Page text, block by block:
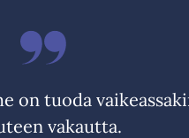
on tuoda
vakautta.